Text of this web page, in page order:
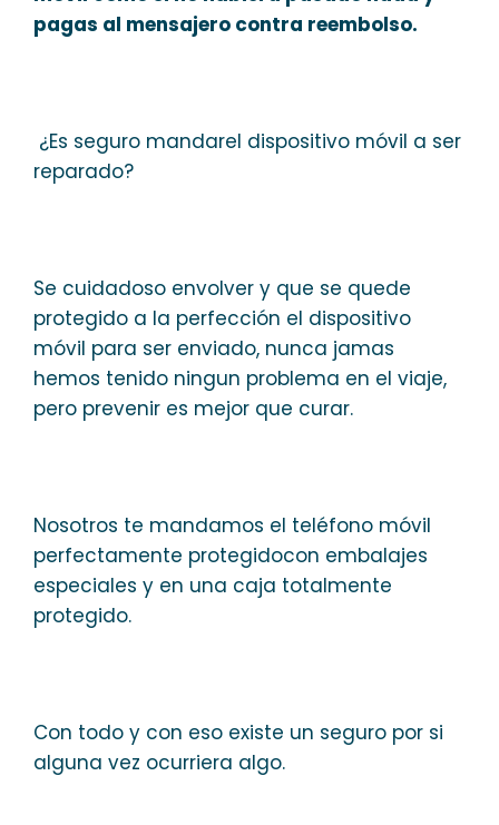
pagas al mensajero contra reembolso.
¿Es seguro mandarel dispositivo móvil a ser
reparado?
Se cuidadoso envolver y que se quede
protegido a la perfección el dispositivo
móvil para ser enviado, nunca jamas
hemos tenido ningun problema en el viaje,
pero prevenir es mejor que curar.
Nosotros te mandamos el teléfono móvil
perfectamente protegidocon embalajes
especiales y en una caja totalmente
protegido.
Con todo y con eso existe un seguro por si
alguna vez ocurriera algo.